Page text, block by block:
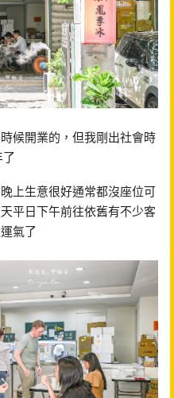
候開業的，但我剛出社會時
上生意很好通常都沒座位可
平日下午前往依舊有不少客
氣了